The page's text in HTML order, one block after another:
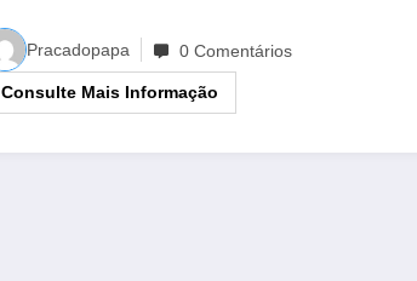
Pracadopapa 0 Comentários
Consulte Mais Informação